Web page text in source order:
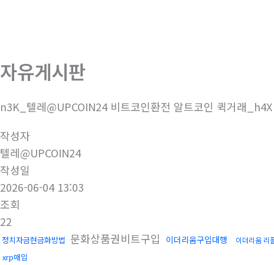
자유게시판
n3K_텔레@UPCOIN24 비트코인환전 알트코인 퀵거래_h4X
작성자
텔레@UPCOIN24
작성일
2026-06-04 13:03
조회
22
정치자금현금화방법 문화상품권비트구입 이더리움구입대행 이더리움 리
xrp매입